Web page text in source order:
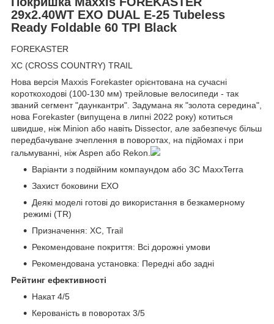
29x2.40WT EXO DUAL E-25 Tubeless
Ready Foldable 60 TPI Black
FOREKASTER
XC (CROSS COUNTRY) TRAIL
Нова версія Maxxis Forekaster орієнтована на сучасні
короткоходові (100-130 мм) трейловые велосипеди - так
званий сегмент "даункантри". Задумана як "золота середина",
нова Forekaster (випущена в липні 2022 року) котиться
швидше, ніж Minion або навіть Dissector, але забезпечує більш
передбачуване зчеплення в поворотах, на підйомах і при
гальмуванні, ніж Aspen або Rekon.
Варіанти з подвійним компаундом або 3C MaxxTerra
Захист боковини EXO
Деякі моделі готові до використання в безкамерному
режимі (TR)
Призначення: XC, Trail
Рекомендоване покриття: Всі дорожні умови
Рекомендована установка: Передні або задні
Рейтинг ефективності
Накат 4/5
Керованість в поворотах 3/5